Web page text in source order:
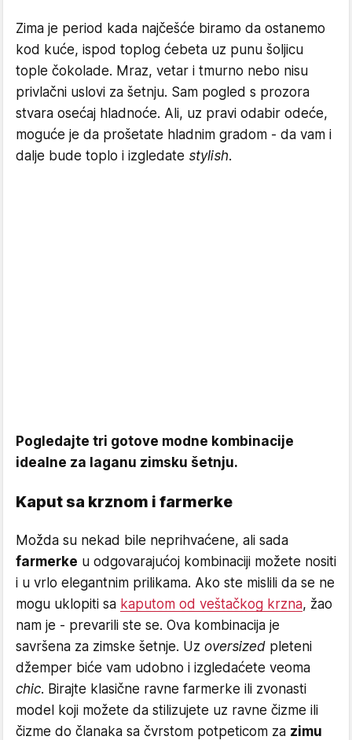
Zima je period kada najčešće biramo da ostanemo
kod kuće, ispod toplog ćebeta uz punu šoljicu
tople čokolade. Mraz, vetar i tmurno nebo nisu
privlačni uslovi za šetnju. Sam pogled s prozora
stvara osećaj hladnoće. Ali, uz pravi odabir odeće,
moguće je da prošetate hladnim gradom - da vam i
dalje bude toplo i izgledate stylish.
Pogledajte tri gotove modne kombinacije
idealne za laganu zimsku šetnju.
Kaput sa krznom i farmerke
Možda su nekad bile neprihvaćene, ali sada
farmerke u odgovarajućoj kombinaciji možete nositi
i u vrlo elegantnim prilikama. Ako ste mislili da se ne
mogu uklopiti sa kaputom od veštačkog krzna, žao
nam je - prevarili ste se. Ova kombinacija je
savršena za zimske šetnje. Uz oversized pleteni
džemper biće vam udobno i izgledaćete veoma
chic. Birajte klasične ravne farmerke ili zvonasti
model koji možete da stilizujete uz ravne čizme ili
čizme do članaka sa čvrstom potpeticom za zimu